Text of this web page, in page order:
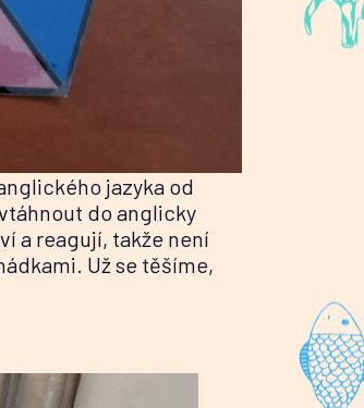
jazyka od
do anglicky
a reagují, takže není
Už se těšíme,